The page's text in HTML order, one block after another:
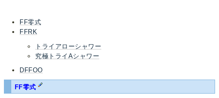
FF零式
FFRK
トライアローシャワー
究極トライAシャワー
DFFOO
FF零式